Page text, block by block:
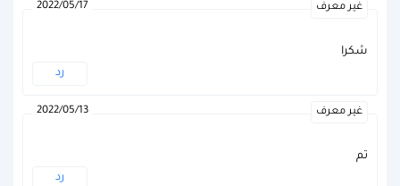
غير معرف 2022/05/17
شكرا
رد
غير معرف 2022/05/13
تم
رد